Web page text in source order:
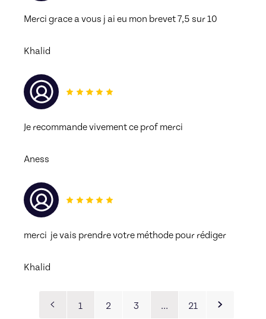
Merci grace a vous j ai eu mon brevet 7,5 sur 10
Khalid
Je recommande vivement ce prof merci
Aness
merci  je vais prendre votre méthode pour rédiger
Khalid
1 2 3 … 21